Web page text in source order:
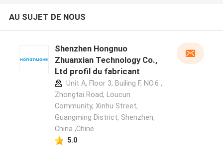
AU SUJET DE NOUS
Shenzhen Hongnuo
Zhuanxian Technology Co.,
Ltd profil du fabricant
Unit A, Floor 3, Builing F, NO.6 ,
Zhongtai Road, Loucun
Community, Xinhu Street,
Guangming District, Shenzhen,
China ,Chine
5.0